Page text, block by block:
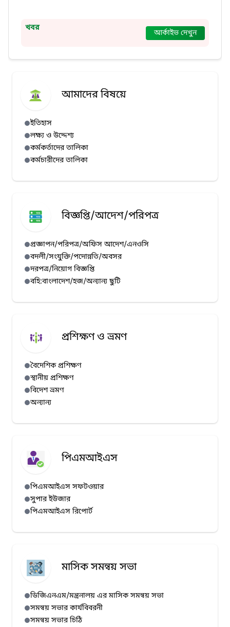
খবর আর্কাইভ দেখুন
আমাদের বিষয়ে
ইতিহাস
লক্ষ্য ও উদ্দেশ্য
কর্মকর্তাদের তালিকা
কর্মচারীদের তালিকা
বিজ্ঞপ্তি/আদেশ/পরিপত্র
প্রজ্ঞাপন/পরিপত্র/অফিস আদেশ/এনওসি
বদলী/সংযুক্তি/পদোন্নতি/অবসর
দরপত্র/নিয়োগ বিজ্ঞপ্তি
বহি:বাংলাদেশ/হজ/অন্যান্য ছুটি
প্রশিক্ষণ ও ভ্রমণ
বৈদেশিক প্রশিক্ষণ
স্থানীয় প্রশিক্ষণ
বিদেশ ভ্রমণ
অন্যান্য
পিএমআইএস
পিএমআইএস সফটওয়ার
সুপার ইউজার
পিএমআইএস রিপোর্ট
মাসিক সমন্বয় সভা
ডিজিএনএম/মন্ত্রনালয় এর মাসিক সমন্বয় সভা
সমন্বয় সভার কার্যবিবরনী
সমন্বয় সভার চিঠি